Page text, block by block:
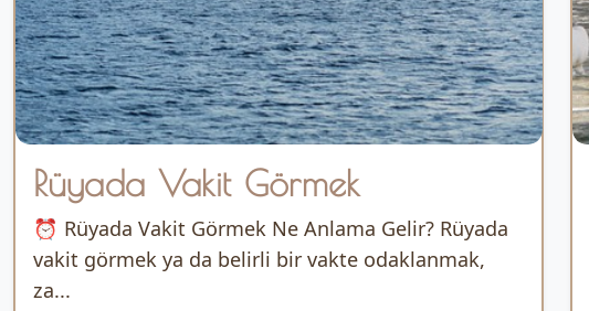
Rüyada Vakit Görmek
⏰ Rüyada Vakit Görmek Ne Anlama Gelir? Rüyada
vakit görmek ya da belirli bir vakte odaklanmak,
za...